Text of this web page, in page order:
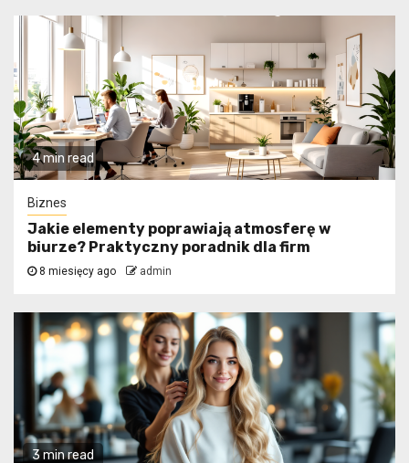
4 min read
Biznes
Jakie elementy poprawiają atmosferę w
biurze? Praktyczny poradnik dla firm
8 miesięcy ago admin
3 min read